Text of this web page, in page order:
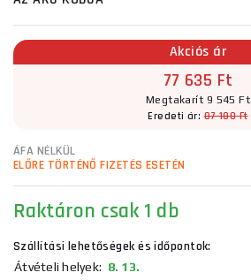
Akciós ár
77 635 Ft
Megtakarít 9 545 Ft
Eredeti ár:87 180 Ft
ÁFA NÉLKÜL
ELŐRE TÖRTÉNŐ FIZETÉS ESETÉN
Raktáron csak 1 db
Szállítási lehetőségek és időpontok:
Átvételi helyek: 8. 13.